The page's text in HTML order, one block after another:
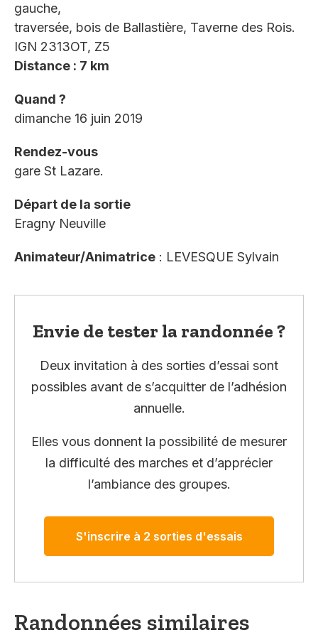
gauche,
traversée, bois de Ballastière, Taverne des Rois.
IGN 2313OT, Z5
Distance : 7 km
Quand ?
dimanche 16 juin 2019
Rendez-vous
gare St Lazare.
Départ de la sortie
Eragny Neuville
Animateur/Animatrice : LEVESQUE Sylvain
Envie de tester la randonnée ?
Deux invitation à des sorties d’essai sont
possibles avant de s’acquitter de l’adhésion
annuelle.
Elles vous donnent la possibilité de mesurer
la difficulté des marches et d’apprécier
l’ambiance des groupes.
S'inscrire à 2 sorties d'essais
Randonnées similaires